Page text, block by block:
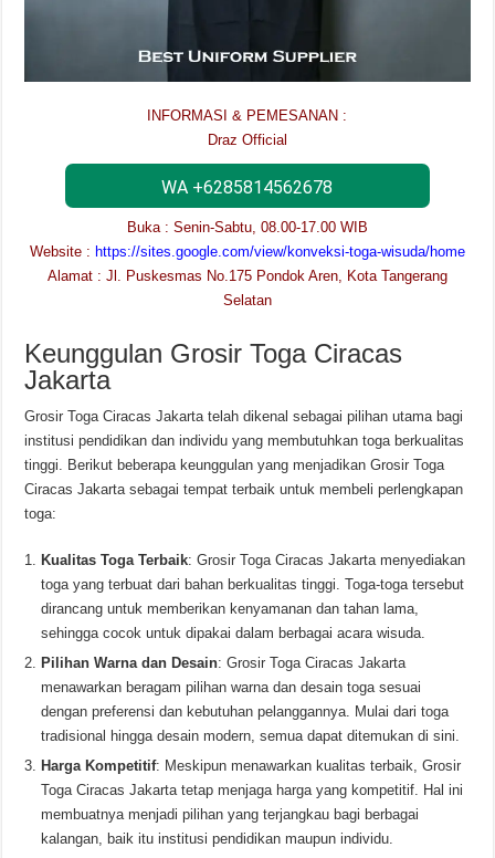
INFORMASI & PEMESANAN :
Draz Official
WA +6285814562678
Buka : Senin-Sabtu, 08.00-17.00 WIB
Website : https://sites.google.com/view/konveksi-toga-wisuda/home
Alamat : Jl. Puskesmas No.175 Pondok Aren, Kota Tangerang
Selatan
Keunggulan Grosir Toga Ciracas
Jakarta
Grosir Toga Ciracas Jakarta telah dikenal sebagai pilihan utama bagi
institusi pendidikan dan individu yang membutuhkan toga berkualitas
tinggi. Berikut beberapa keunggulan yang menjadikan Grosir Toga
Ciracas Jakarta sebagai tempat terbaik untuk membeli perlengkapan
toga:
Kualitas Toga Terbaik: Grosir Toga Ciracas Jakarta menyediakan
toga yang terbuat dari bahan berkualitas tinggi. Toga-toga tersebut
dirancang untuk memberikan kenyamanan dan tahan lama,
sehingga cocok untuk dipakai dalam berbagai acara wisuda.
Pilihan Warna dan Desain: Grosir Toga Ciracas Jakarta
menawarkan beragam pilihan warna dan desain toga sesuai
dengan preferensi dan kebutuhan pelanggannya. Mulai dari toga
tradisional hingga desain modern, semua dapat ditemukan di sini.
Harga Kompetitif: Meskipun menawarkan kualitas terbaik, Grosir
Toga Ciracas Jakarta tetap menjaga harga yang kompetitif. Hal ini
membuatnya menjadi pilihan yang terjangkau bagi berbagai
kalangan, baik itu institusi pendidikan maupun individu.